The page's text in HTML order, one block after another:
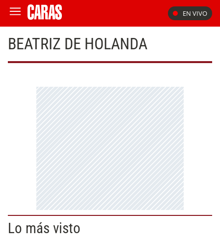
EN VIVO
BEATRIZ DE HOLANDA
Lo más visto